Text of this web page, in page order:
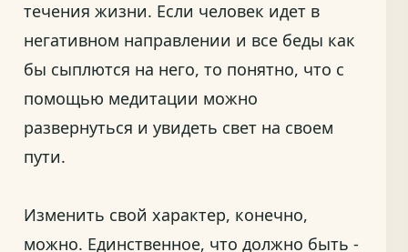
течения жизни. Если человек идет в
негативном направлении и все беды как
бы сыплются на него, то понятно, что с
помощью медитации можно
развернуться и увидеть свет на своем
пути.
Изменить свой характер, конечно,
можно. Единственное, что должно быть -